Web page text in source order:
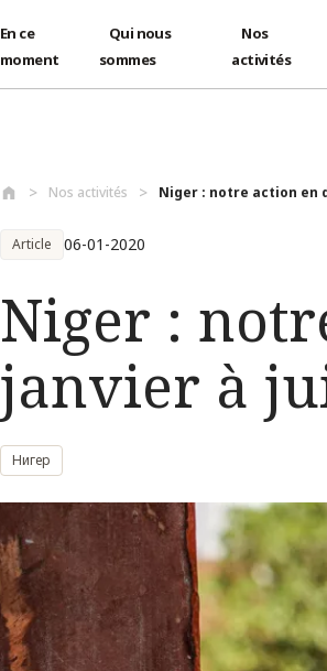
En ce
moment
Qui nous
sommes
Nos
activités
Nos activités Niger : notre action en
Article 06-01-2020
Niger :
janvier à
Нигер